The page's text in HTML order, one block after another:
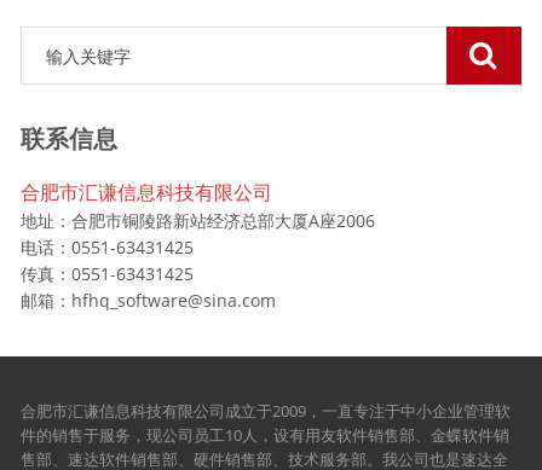
联系信息
合肥市汇谦信息科技有限公司
地址：合肥市铜陵路新站经济总部大厦A座2006
电话：0551-63431425
传真：0551-63431425
邮箱：hfhq_software@sina.com
合肥市汇谦信息科技有限公司成立于2009，一直专注于中小企业管理软
件的销售于服务，现公司员工10人，设有用友软件销售部、金蝶软件销
售部、速达软件销售部、硬件销售部、技术服务部。我公司也是速达全